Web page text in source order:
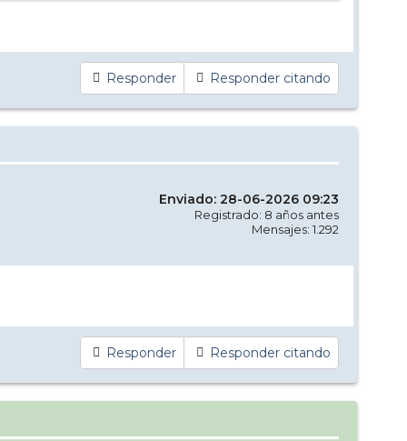
Responder Responder citando
Enviado: 28-06-2026 09:23
Registrado: 8 años antes
Mensajes: 1.292
Responder Responder citando